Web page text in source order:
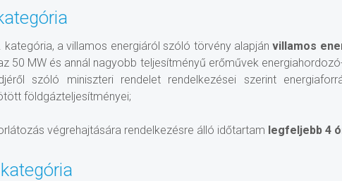
kategória, a villamos energiáról szóló törvény alapjánvillamos
50 MW és annál nagyobb teljesítményű erőművek
szóló miniszteri rendelet rendelkezései szerint
földgázteljesítményei;
végrehajtására rendelkezésre álló időtartam legfeljebb 4